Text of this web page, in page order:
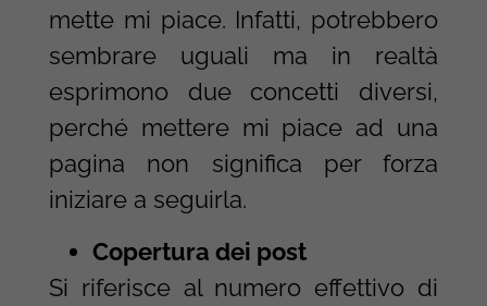
mette mi piace. Infatti, potrebbero
sembrare uguali ma in realtà
esprimono due concetti diversi,
perché mettere mi piace ad una
pagina non significa per forza
iniziare a seguirla.
Copertura dei post
Si riferisce al numero effettivo di